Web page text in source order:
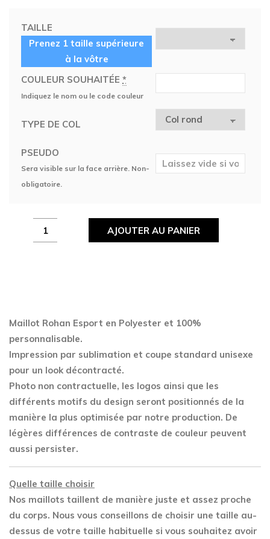
TAILLE
Prenez 1 taille supérieure
à la vôtre
COULEUR SOUHAITÉE *
Indiquez le nom ou le code couleur
TYPE DE COL
PSEUDO
Sera visible sur la face arrière. Non-
obligatoire.
Maillot
Rohan
AJOUTER AU PANIER
Maillot Rohan Esport en Polyester et 100%
personnalisable.
Impression par sublimation et coupe standard unisexe
pour un look décontracté.
Photo non contractuelle, les logos ainsi que les
différents motifs du design seront positionnés de la
manière la plus optimisée par notre production. De
légères différences de contraste de couleur peuvent
aussi persister.
Quelle taille choisir
Nos maillots taillent de manière juste et assez proche
du corps. Nous vous conseillons de choisir une taille au-
dessus de votre taille habituelle si vous souhaitez avoir